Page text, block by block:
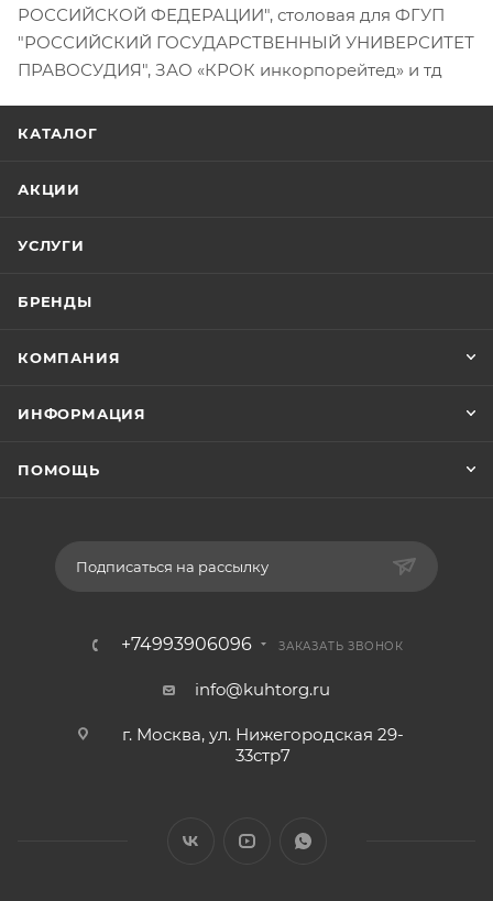
РОССИЙСКОЙ ФЕДЕРАЦИИ", столовая для ФГУП
"РОССИЙСКИЙ ГОСУДАРСТВЕННЫЙ УНИВЕРСИТЕТ
ПРАВОСУДИЯ", ЗАО «КРОК инкорпорейтед» и тд
КАТАЛОГ
АКЦИИ
УСЛУГИ
БРЕНДЫ
КОМПАНИЯ
ИНФОРМАЦИЯ
ПОМОЩЬ
Подписаться на рассылку
+74993906096 ЗАКАЗАТЬ ЗВОНОК
info@kuhtorg.ru
г. Москва, ул. Нижегородская 29-
33стр7